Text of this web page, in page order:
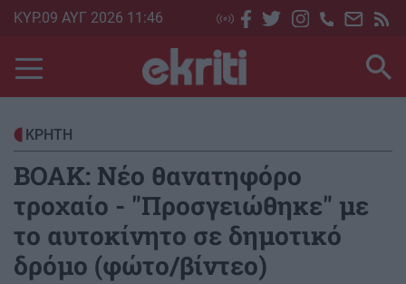
Skip
main
content
ΚΥΡ.09 ΑΥΓ 2026 11:46
ΚΡΗΤΗ
ΒΟΑΚ: Νέο θανατηφόρο
τροχαίο - "Προσγειώθηκε" με
το αυτοκίνητο σε δημοτικό
δρόμο (φώτο/βίντεο)